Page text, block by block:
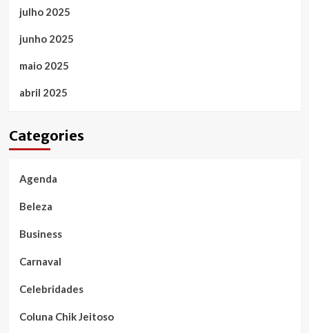
julho 2025
junho 2025
maio 2025
abril 2025
Categories
Agenda
Beleza
Business
Carnaval
Celebridades
Coluna Chik Jeitoso